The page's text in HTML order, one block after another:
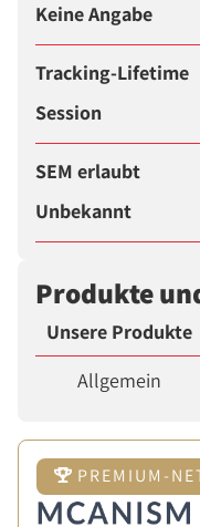
Keine Angabe
Tracking-Lifetime
Session
SEM erlaubt
Unbekannt
Produkte
Unsere Produkte
Allgemein
PREMIUM-